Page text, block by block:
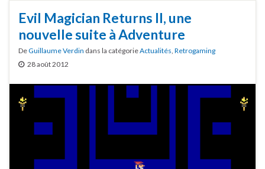
Evil Magician Returns II, une
nouvelle suite à Adventure
DeGuillaume Verdin dans la catégorieActualités, Retrogaming
28 août 2012